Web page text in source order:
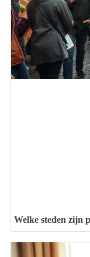
Welke steden zijn